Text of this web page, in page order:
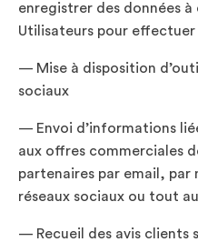
enregistrer des données
Utilisateurs pour
— Mise à disposition
sociaux
— Envoi d’informations
aux offres commerciales
partenaires par email,
réseaux sociaux ou tout
— Recueil des avis clients